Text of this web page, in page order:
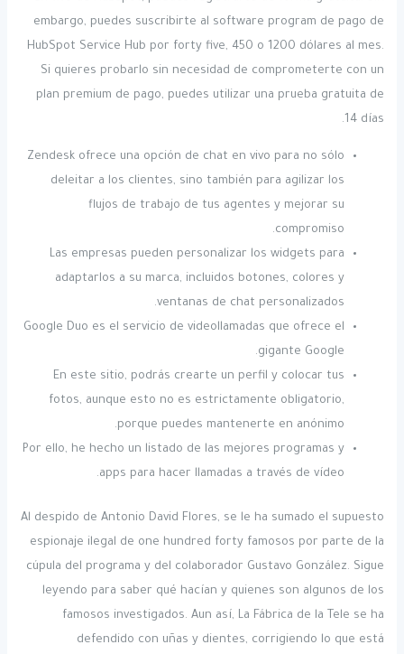
embargo, puedes suscribirte al software program de pago de
HubSpot Service Hub por forty five, 450 o 1200 dólares al mes.
Si quieres probarlo sin necesidad de comprometerte con un
plan premium de pago, puedes utilizar una prueba gratuita de
14 días.
Zendesk ofrece una opción de chat en vivo para no sólo
deleitar a los clientes, sino también para agilizar los
flujos de trabajo de tus agentes y mejorar su
compromiso.
Las empresas pueden personalizar los widgets para
adaptarlos a su marca, incluidos botones, colores y
ventanas de chat personalizados.
Google Duo es el servicio de videollamadas que ofrece el
gigante Google.
En este sitio, podrás crearte un perfil y colocar tus
fotos, aunque esto no es estrictamente obligatorio,
porque puedes mantenerte en anónimo.
Por ello, he hecho un listado de las mejores programas y
apps para hacer llamadas a través de vídeo.
Al despido de Antonio David Flores, se le ha sumado el supuesto
espionaje ilegal de one hundred forty famosos por parte de la
cúpula del programa y del colaborador Gustavo González. Sigue
leyendo para saber qué hacían y quienes son algunos de los
famosos investigados. Aun así, La Fábrica de la Tele se ha
defendido con uñas y dientes, corrigiendo lo que está